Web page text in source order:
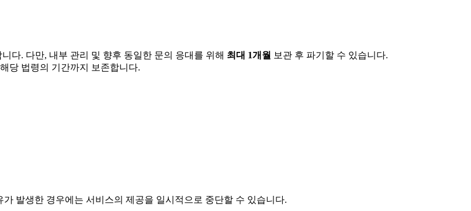
니다. 다만, 내부 관리 및 향후 동일한 문의 응대를 위해 최대 1개월 보관 후 파기할 수 있습니다.
당 법령의 기간까지 보존합니다.
발생한 경우에는 서비스의 제공을 일시적으로 중단할 수 있습니다.